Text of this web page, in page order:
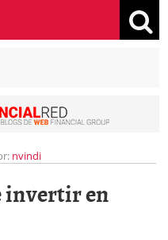
nvindi
invertir en